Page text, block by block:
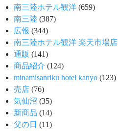
南三陸ホテル観洋 (659)
南三陸 (387)
広報 (344)
南三陸ホテル観洋 楽天市場店
通販 (141)
商品紹介 (124)
minamisanriku hotel kanyo (123)
売店 (76)
気仙沼 (35)
新商品 (14)
父の日 (11)